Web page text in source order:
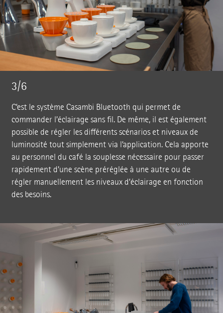
3/6
C’est le système Casambi Bluetooth qui permet de
commander l’éclairage sans fil. De même, il est également
possible de régler les différents scénarios et niveaux de
luminosité tout simplement via l’application. Cela apporte
au personnel du café la souplesse nécessaire pour passer
rapidement d’une scène préréglée à une autre ou de
régler manuellement les niveaux d’éclairage en fonction
des besoins.